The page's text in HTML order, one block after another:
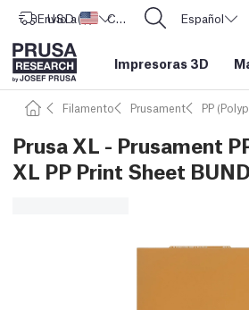
Envío a Estados Unidos
USD ($) CORE One L: ¡Ya disponible! Español
Impresoras 3D
Filamento Prusament PP
Prusa XL - Prusament
XL PP Print Sheet